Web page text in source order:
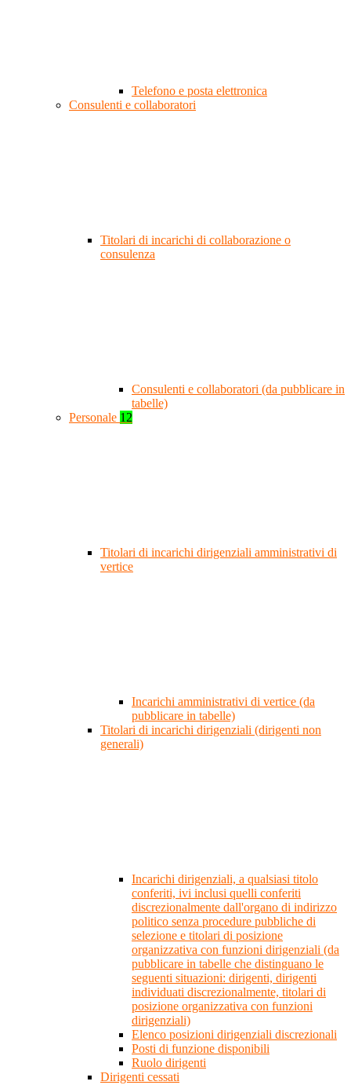
Telefono e posta elettronica
Consulenti e collaboratori
Titolari di incarichi di collaborazione o
consulenza
Consulenti e collaboratori (da pubblicare in
tabelle)
Personale 12
Titolari di incarichi dirigenziali amministrativi di
vertice
Incarichi amministrativi di vertice (da
pubblicare in tabelle)
Titolari di incarichi dirigenziali (dirigenti non
generali)
Incarichi dirigenziali, a qualsiasi titolo
conferiti, ivi inclusi quelli conferiti
discrezionalmente dall'organo di indirizzo
politico senza procedure pubbliche di
selezione e titolari di posizione
organizzativa con funzioni dirigenziali (da
pubblicare in tabelle che distinguano le
seguenti situazioni: dirigenti, dirigenti
individuati discrezionalmente, titolari di
posizione organizzativa con funzioni
dirigenziali)
Elenco posizioni dirigenziali discrezionali
Posti di funzione disponibili
Ruolo dirigenti
Dirigenti cessati